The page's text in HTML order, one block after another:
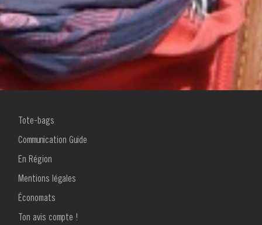
MENU
FOOTER
Tote-bags
Communication Guide
En Région
Mentions légales
Économats
Ton avis compte !